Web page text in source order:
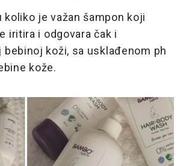
koliko je važan šampon koji
iritira i odgovara čak i
koži, sa usklađenom ph
kože.